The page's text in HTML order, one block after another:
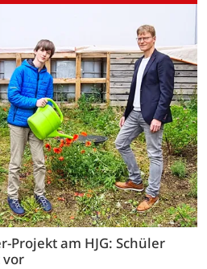
Projekt am HJG: Schüler